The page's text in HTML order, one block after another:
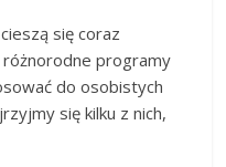
cieszą się coraz
różnorodne programy
do osobistych
się kilku z nich,